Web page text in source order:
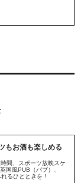
もお酒も楽しめる
間、スポーツ放映スケ
国風PUB（パブ）、
るひとときを！